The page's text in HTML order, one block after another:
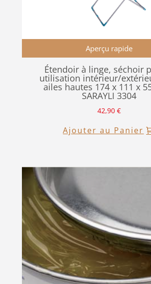
Aperçu rapide
Étendoir à linge, séchoir
utilisation intérieur/
ailes hautes 174 x 111 x
SARAYLI 3304
42,90 €
Ajouter au Panier